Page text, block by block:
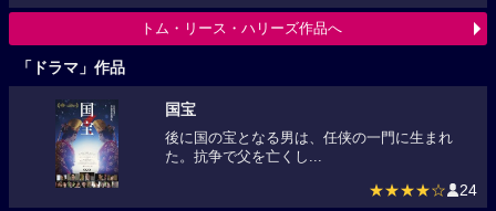
トム・リース・ハリーズ作品へ
「ドラマ」作品
国宝
後に国の宝となる男は、任侠の一門に生まれ
た。抗争で父を亡くし...
★★★★☆ 24